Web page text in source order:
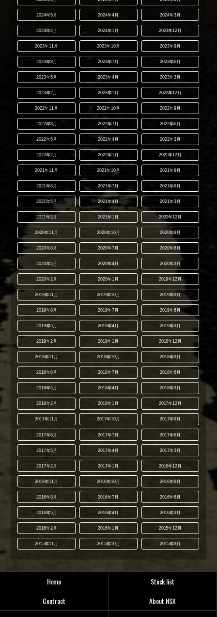
2024年5月 2024年4月 2024年3月
2024年2月 2024年1月 2023年12月
2023年11月 2023年10月 2023年9月
2023年8月 2023年7月 2023年6月
2023年5月 2023年4月 2023年3月
2023年2月 2023年1月 2022年12月
2022年11月 2022年10月 2022年9月
2022年8月 2022年7月 2022年6月
2022年5月 2022年4月 2022年3月
2022年2月 2022年1月 2021年12月
2021年11月 2021年10月 2021年9月
2021年8月 2021年7月 2021年6月
2021年5月 2021年4月 2021年3月
2021年2月 2021年1月 2020年12月
2020年11月 2020年10月 2020年9月
2020年8月 2020年7月 2020年6月
2020年5月 2020年4月 2020年3月
2020年2月 2020年1月 2019年12月
2019年11月 2019年10月 2019年9月
2019年8月 2019年7月 2019年6月
2019年5月 2019年4月 2019年3月
2019年2月 2019年1月 2018年12月
2018年11月 2018年10月 2018年9月
2018年8月 2018年7月 2018年6月
2018年5月 2018年4月 2018年3月
2018年2月 2018年1月 2017年12月
2017年11月 2017年10月 2017年9月
2017年8月 2017年7月 2017年6月
2017年5月 2017年4月 2017年3月
2017年2月 2017年1月 2016年12月
2016年11月 2016年10月 2016年9月
2016年8月 2016年7月 2016年6月
2016年5月 2016年4月 2016年3月
2016年2月 2016年1月 2015年12月
2015年11月 2015年10月 2015年9月
Home
Stock list
Contract
About NSX